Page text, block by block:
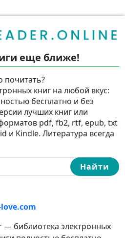
еще ближе!
почитать?
книг на любой вкус:
бесплатно и без
лучших книг или
pdf, fb2, rtf, epub, txt
и Kindle. Литература всегда
Найти
библиотека электронных